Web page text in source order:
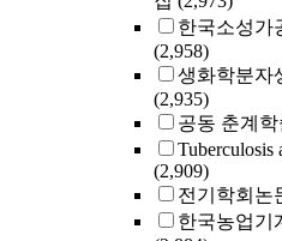
한국소성가
(2,958)
생화학분자
(2,935)
공동 춘계학
Tuberculosis
(2,909)
전기학회논
한국농업기